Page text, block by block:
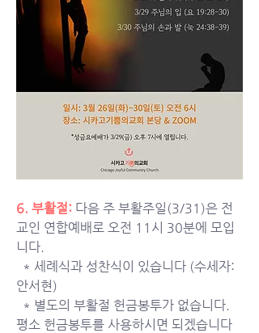
6. 부활절: 다음 주 부활주일(3/31)은 전
교인 연합예배로 오전 11시 30분에 모입
니다.
* 세례식과 성찬식이 있습니다 (수세자:
안서현)
* 별도의 부활절 헌금봉투가 없습니다.
평소 헌금봉투를 사용하시면 되겠습니다